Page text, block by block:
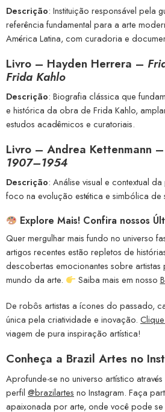
Descrição: Instituição responsável pela
referência fundamental para a arte
América Latina, com curadoria e
Livro – Hayden Herrera –
Frida Kahlo
Descrição: Biografia clássica que
e histórica da obra de Frida Kahlo,
estudos acadêmicos e curatoriais.
Livro – Andrea Kettenmann –
1907–1954
Descrição: Análise visual e contextual
foco na evolução estética e simbólica de
Explore Mais! Confira nossos
Quer mergulhar mais fundo no universo
artigos recentes estão repletos de
descobertas emocionantes sobre
mundo da arte.
Saiba mais em nosso
De robôs artistas a ícones do passado,
única pela criatividade e inovação.
viagem de pura inspiração artística!
Conheça a Brazil Artes no
Aprofunde-se no universo artístico
perfil @brazilartes no Instagram. Faça
apaixonada por arte, onde você pode